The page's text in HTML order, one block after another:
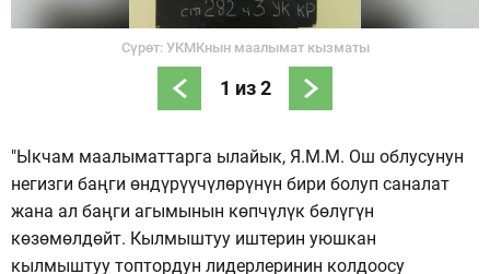
Сүрөт: УКМКнын маалымат кызматы
1 из2
"Ыкчам маалыматтарга ылайык, Я.М.М. Ош облусунун
негизги баңги өндүрүүчүлөрүнүн бири болуп саналат
жана ал баңги агымынын көпчүлүк бөлүгүн
көзөмөлдөйт. Кылмыштуу иштерин уюшкан
кылмыштуу топтордун лидерлеринин колдоосу